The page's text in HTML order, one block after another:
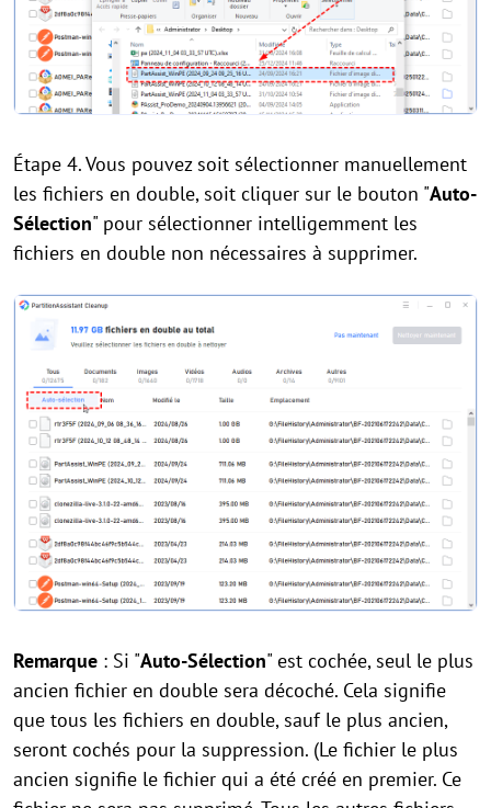
Étape 4. Vous pouvez soit sélectionner manuellement
les fichiers en double, soit cliquer sur le bouton "Auto-
Sélection" pour sélectionner intelligemment les
fichiers en double non nécessaires à supprimer.
Remarque : Si "Auto-Sélection" est cochée, seul le plus
ancien fichier en double sera décoché. Cela signifie
que tous les fichiers en double, sauf le plus ancien,
seront cochés pour la suppression. (Le fichier le plus
ancien signifie le fichier qui a été créé en premier. Ce